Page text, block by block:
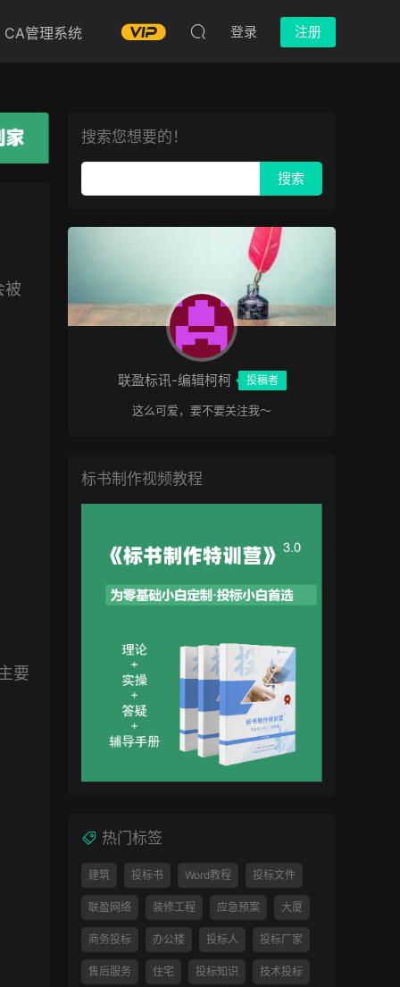
CA管理系统 登录 注册
被
要
搜索您想要的！
联盈标讯-编辑柯柯 投稿者
这么可爱，要不要关注我～
标书制作视频教程
热门标签
建筑 投标书 Word教程 投标文件
联盈网络 装修工程 应急预案 大厦
商务投标 办公楼 投标人 投标厂家
售后服务 住宅 投标知识 技术投标